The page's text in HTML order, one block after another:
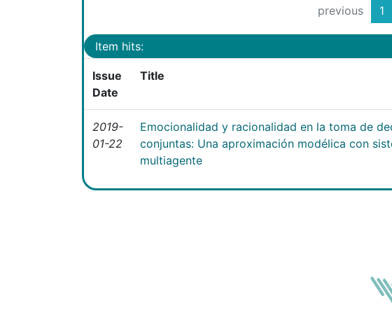
previous 1
Item hits:
Issue
Date
Title
2019-
01-22
Emocionalidad y racionalidad en la toma de
conjuntas: Una aproximación modélica con
multiagente